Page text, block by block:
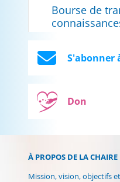
Bourse de
S'abonner
Don
À PROPOS DE LA CHAIRE
Mission, vision, objectifs